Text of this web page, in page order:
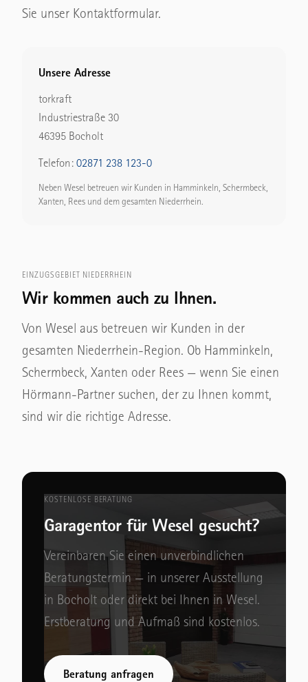
Sie unser Kontaktformular.
Unsere Adresse
torkraft
Industriestraße 30
46395 Bocholt
Telefon: 02871 238 123-0
Neben Wesel betreuen wir Kunden in Hamminkeln, Schermbeck,
Xanten, Rees und dem gesamten Niederrhein.
EINZUGSGEBIET NIEDERRHEIN
Wir kommen auch zu Ihnen.
Von Wesel aus betreuen wir Kunden in der
gesamten Niederrhein-Region. Ob Hamminkeln,
Schermbeck, Xanten oder Rees — wenn Sie einen
Hörmann-Partner suchen, der zu Ihnen kommt,
sind wir die richtige Adresse.
KOSTENLOSE BERATUNG
Garagentor für Wesel gesucht?
Vereinbaren Sie einen unverbindlichen
Beratungstermin — in unserer Ausstellung
in Bocholt oder direkt bei Ihnen in Wesel.
Erstberatung und Aufmaß sind kostenlos.
Beratung anfragen